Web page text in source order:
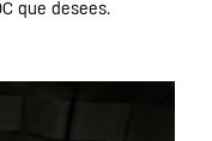
que desees.